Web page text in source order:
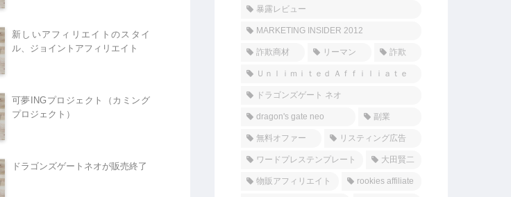
新しいアフィリエイトのスタイ
ル、ジョイントアフィリエイト
可夢INGプロジェクト（カミング
プロジェクト）
ドラゴンズゲートネオが販売終了
暴露レビュー
MARKETING INSIDER 2012
詐欺商材 リーマン 詐欺
Ｕｎｌｉｍｉｔｅｄ Ａｆｆｉｌｉａｔｅ
ドラゴンズゲート ネオ
dragon's gate neo 副業
無料オファー リスティング広告
ワードプレステンプレート 大田賢二
物販アフィリエイト rookies affiliate